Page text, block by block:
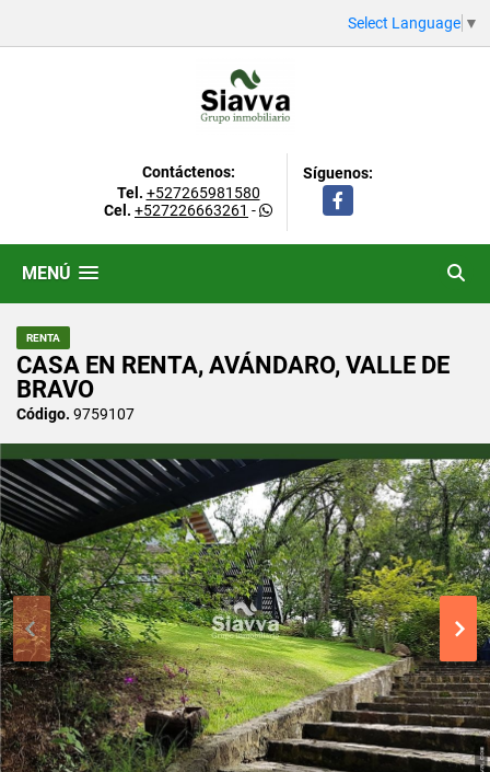
Select Language ▼
Contáctenos:
Tel. +527265981580
Cel. +527226663261 -
Síguenos:
Facebook
MENÚ
RENTA
CASA EN RENTA, AVÁNDARO, VALLE DE
BRAVO
Código. 9759107